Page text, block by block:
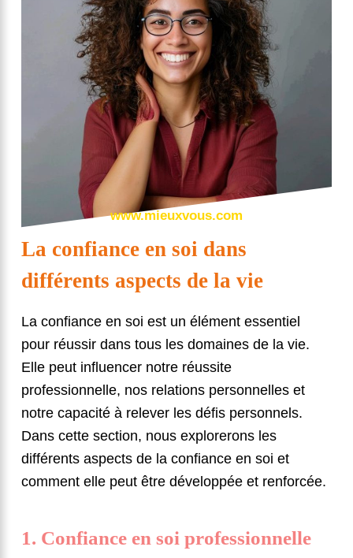
www.mieuxvous.com
La confiance en soi dans
différents aspects de la vie
La confiance en soi est un élément essentiel
pour réussir dans tous les domaines de la vie.
Elle peut influencer notre réussite
professionnelle, nos relations personnelles et
notre capacité à relever les défis personnels.
Dans cette section, nous explorerons les
différents aspects de la confiance en soi et
comment elle peut être développée et renforcée.
1. Confiance en soi professionnelle